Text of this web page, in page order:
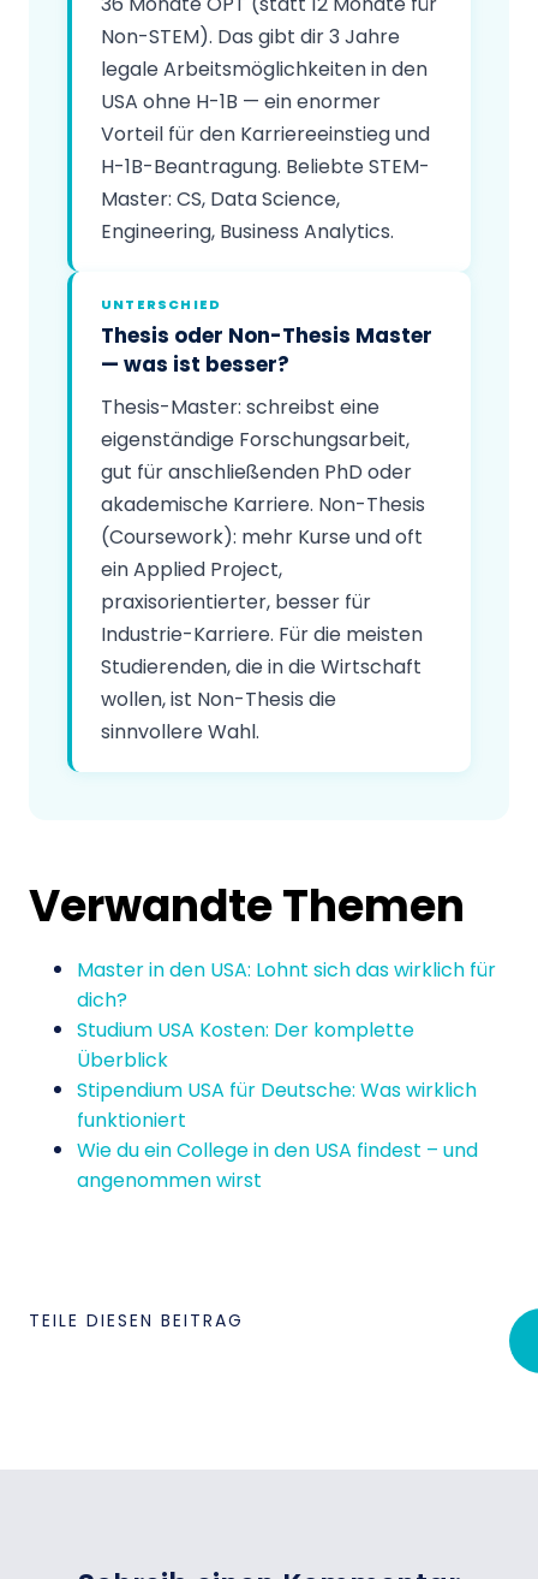
Non-STEM). Das gibt dir 3 Jahre
legale Arbeitsmöglichkeiten in den
USA ohne H-1B — ein enormer
Vorteil für den Karriereeinstieg und
H-1B-Beantragung. Beliebte STEM-
Master: CS, Data Science,
Engineering, Business Analytics.
UNTERSCHIED
Thesis oder Non-Thesis Master
— was ist besser?
Thesis-Master: schreibst eine
eigenständige Forschungsarbeit,
gut für anschließenden PhD oder
akademische Karriere. Non-Thesis
(Coursework): mehr Kurse und oft
ein Applied Project,
praxisorientierter, besser für
Industrie-Karriere. Für die meisten
Studierenden, die in die Wirtschaft
wollen, ist Non-Thesis die
sinnvollere Wahl.
Verwandte Themen
Master in den USA: Lohnt sich das wirklich für
dich?
Studium USA Kosten: Der komplette
Überblick
Stipendium USA für Deutsche: Was wirklich
funktioniert
Wie du ein College in den USA findest – und
angenommen wirst
TEILE DIESEN BEITRAG